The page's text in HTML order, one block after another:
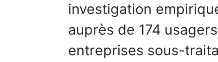
investigation
auprès de 174
entreprises sous-